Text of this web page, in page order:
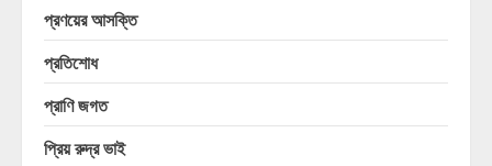
প্রণয়ের আসক্তি
প্রতিশোধ
প্রাণি জগত
প্রিয় রুদ্র ভাই